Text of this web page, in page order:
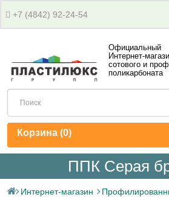
+7 (4842) 92-24-54
Официальный
Интернет-
сотового и
поликарбоната
Корзина (0)
ППК Серая
Интернет-магазин